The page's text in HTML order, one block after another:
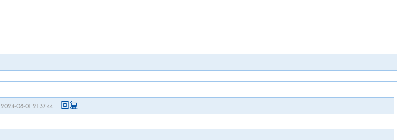
2024-08-01 21:37:44
回复